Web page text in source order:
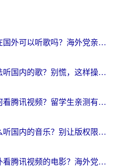
酷狗会员在国外可以听歌吗？海外党亲测有效：3步解决音乐权限难题
在国外无法听国内的歌？别慌，这样操作就能畅听QQ音乐（附亲测加速器推荐）
在国外如何看腾讯视频？留学生亲测有效的回国加速方案
在国外怎么听国内的音乐？别让版权限制断了你的华语歌单
怎么在国外看腾讯视频的电影？海外党亲测有效的回国加速指南